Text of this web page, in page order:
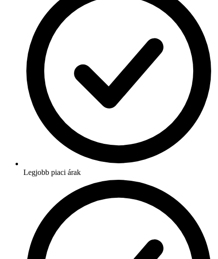
Legjobb piaci árak